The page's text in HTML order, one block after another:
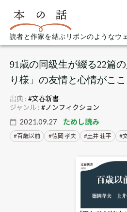
読者と作家を結ぶリボンのようなウ
91歳の同級生が綴る22篇
り様」の友情と心情がこ
2021.09.27 ためし読み
百歳以前 徳岡 孝夫 土井 荘平
出典 : #文春新書
ジャンル : #ノンフィクション